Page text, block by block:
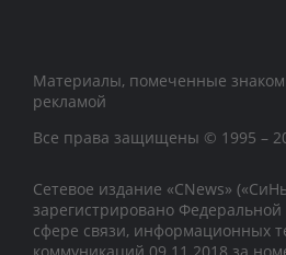
Материалы, помеченные знаком
рекламой
Все права защищены © 1995 –
Сетевое издание «CNews»
зарегистрировано
сфере связи, информационных